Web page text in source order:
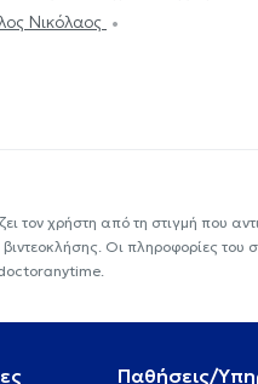
Νικόλαος
χρήστη από τη στιγμή που
Οι πληροφορίες
doctoranytime.
Παθήσεις/